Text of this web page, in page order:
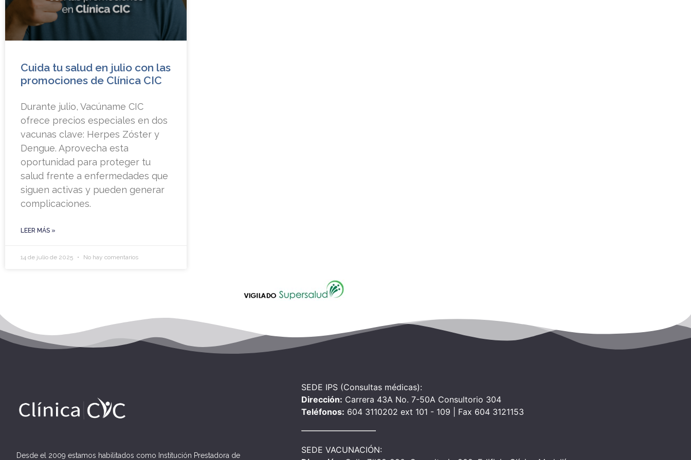
Cuida tu salud en julio con las
promociones de Clínica CIC
Durante julio, Vacúname CIC
ofrece precios especiales en dos
vacunas clave: Herpes Zóster y
Dengue. Aprovecha esta
oportunidad para proteger tu
salud frente a enfermedades que
siguen activas y pueden generar
complicaciones.
LEER MÁS »
14 de julio de 2025 No hay comentarios
Desde el 2009 estamos habilitados como Institución Prestadora de
SEDE IPS (Consultas médicas):
Dirección: Carrera 43A No. 7-50A Consultorio 304
Teléfonos: 604 3110202 ext 101 - 109 | Fax 604 3121153
SEDE VACUNACIÓN: